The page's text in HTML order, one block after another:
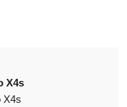
X4s
X4s